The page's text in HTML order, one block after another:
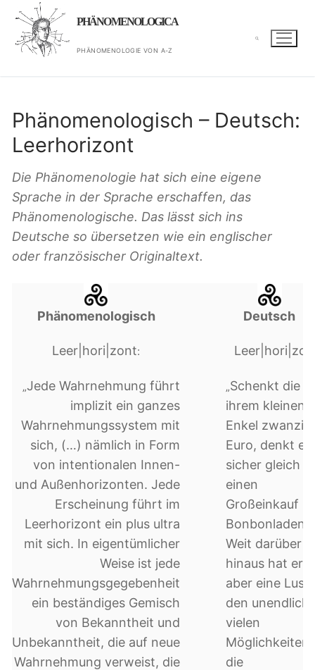
Zum
Inhalt
springen
PHÄNOMENOLOGICA
PHÄNOMENOLOGIE VON A-Z
Phänomenologisch – Deutsch:
Leerhorizont
Die Phänomenologie hat sich eine eigene
Sprache in der Sprache erschaffen, das
Phänomenologische. Das lässt sich ins
Deutsche so übersetzen wie ein englischer
oder französischer Originaltext.
Phänomenologisch
Leer|hori|zont:
„Jede Wahrnehmung führt
implizit ein ganzes
Wahrnehmungssystem mit
sich, (…) nämlich in Form
von intentionalen Innen-
und Außenhorizonten. Jede
Erscheinung führt im
Leerhorizont ein plus ultra
mit sich. In eigentümlicher
Weise ist jede
Wahrnehmungsgegebenheit
ein beständiges Gemisch
von Bekanntheit und
Unbekanntheit, die auf neue
Wahrnehmung verweist, die
Deutsch
„Schenkt die
ihrem kleinen
Enkel zwanzig
Euro, denkt er
sicher gleich
einen
Großeinkauf
Bonbonladen.
Weit darüber
hinaus hat er
aber eine Lust
den unendlich
vielen
Möglichkeiten,
die